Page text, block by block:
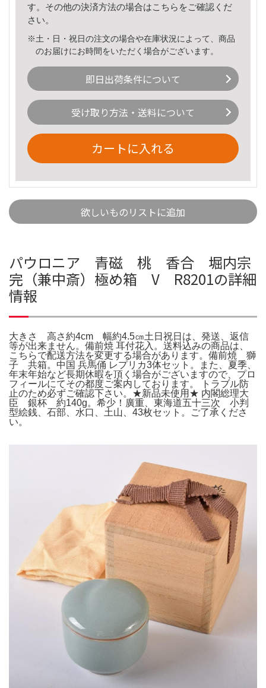
す。その他の決済方法の場合はこちら をご確認くだ
さい。
※土・日・祝日の注文の場合や在庫状況によって、商品
のお届けにお時間をいただく場合がございます。
即日出荷条件について
受け取り方法・送料について
カートに入れる
欲しいものリストに追加
パウロニア 青磁 桃 香合 堀内宗
完（兼中斎）極め箱 V R8201の詳細
情報
大きさ 高さ約4cm 幅約4.5㎝土日祝日は、発送、返信
等が出来ません。備前焼 耳付花入。送料込みの商品は、
こちらで配送方法を変更する場合があります。備前焼 獅
子 共箱。中国 兵馬俑 レプリカ3体セット。また、夏季、
年末年始など長期休暇を頂く場合がございますので、プロ
フィールにてその都度ご案内しております。 トラブル防
止のため必ずご確認下さい。★新品未使用★ 内閣総理大
臣 銀杯 約140g。希少！廣重、東海道五十三次 小判
型絵銭、石部、水口、土山、43枚セット。ご了承くださ
い。